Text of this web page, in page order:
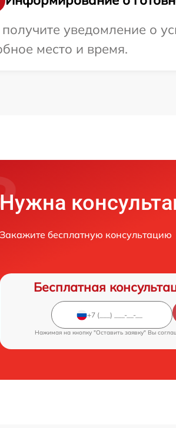
уведомление о
место и время.
Нужна
Закажите бесплатную консультацию
Бесплатная
Нажимая на кнопку "Оставить заявку" Вы